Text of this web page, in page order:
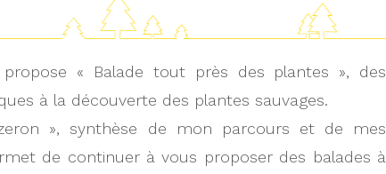
propose « Balade tout près des plantes », des
à la découverte des plantes sauvages.
», synthèse de mon parcours et de mes
de continuer à vous proposer des balades à